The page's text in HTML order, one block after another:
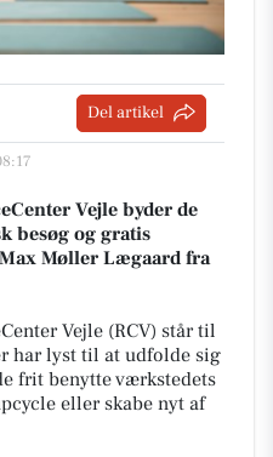
Del artikel
Vejle byder de
besøg og gratis
Møller Lægaard fra
Vejle (RCV) står til
har lyst til at udfolde sig
frit benytte værkstedets
eller skabe nyt af